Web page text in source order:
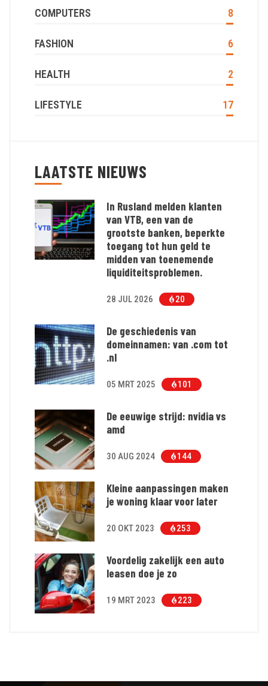
COMPUTERS 8
FASHION 6
HEALTH 2
LIFESTYLE 17
LAATSTE NIEUWS
In Rusland melden klanten
van VTB, een van de
grootste banken, beperkte
toegang tot hun geld te
midden van toenemende
liquiditeitsproblemen.
28 JUL 2026 20
De geschiedenis van
domeinnamen: van .com tot
.nl
05 MRT 2025 101
De eeuwige strijd: nvidia vs
amd
30 AUG 2024 144
Kleine aanpassingen maken
je woning klaar voor later
20 OKT 2023 253
Voordelig zakelijk een auto
leasen doe je zo
19 MRT 2023 223